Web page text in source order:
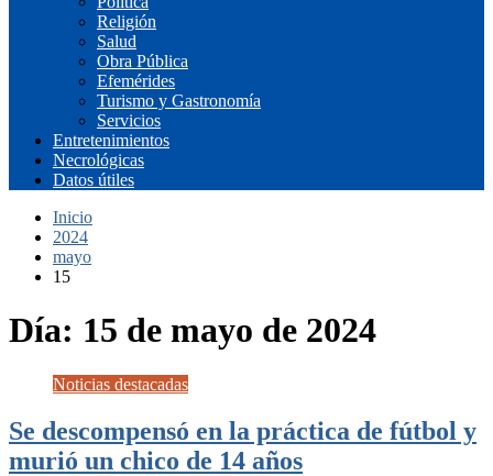
Religión
Salud
Obra Pública
Efemérides
Turismo y Gastronomía
Servicios
Entretenimientos
Necrológicas
Datos útiles
Inicio
2024
mayo
15
Día: 15 de mayo de 2024
Noticias destacadas
Se descompensó en la práctica de fútbol y
murió un chico de 14 años